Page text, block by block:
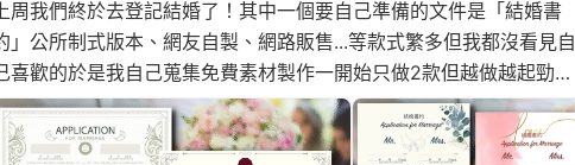
周我們終於去登記結婚了！其中一個要自己準備的文件是「結婚書
」公所制式版本、網友自製、網路販售...等款式繁多但我都沒看見自
喜歡的於是我自己蒐集免費素材製作一開始只做2款但越做越起勁，
後生出了13款結...